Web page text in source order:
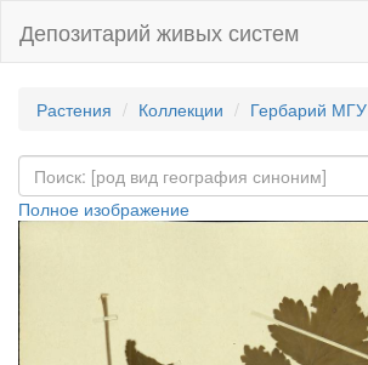
Депозитарий живых систем
Растения Коллекции Гербарий МГУ
Полное изображение